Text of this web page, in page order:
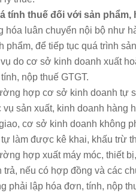
tính thuế đối với sản
hóa luân chuyển nội bộ như
phẩm, để tiếp tục quá trình
do cơ sở kinh doanh xuất
nộp thuế GTGT.
hợp cơ sở kinh doanh tự
vụ sản xuất, kinh doanh hàng
cơ sở kinh doanh không
làm được kê khai, khấu trừ
hợp xuất máy móc, thiết
trả, nếu có hợp đồng và các
phải lập hóa đơn, tính, nộp